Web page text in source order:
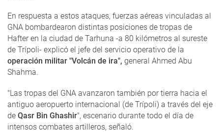
En respuesta a estos ataques, fuerzas aéreas vinculadas al
GNA bombardearon distintas posiciones de tropas de
Hafter en la ciudad de Tarhuna -a 80 kilómetros al sureste
de Trípoli- explicó el jefe del servicio operativo de la
operación militar "Volcán de ira", general Ahmed Abu
Shahma.
"Las tropas del GNA avanzaron también por tierra hacia el
antiguo aeropuerto internacional (de Trípoli) a través del eje
de Qasr Bin Ghashir", escenario durante todo el día de
intensos combates artilleros, señaló.